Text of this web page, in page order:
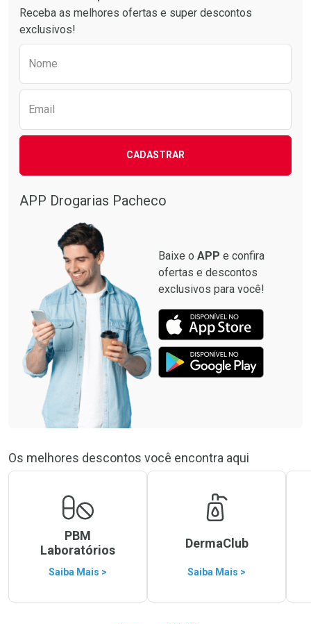
Receba as melhores ofertas e super descontos
exclusivos!
Nome
Email
CADASTRAR
APP Drogarias Pacheco
Baixe o APP e confira
ofertas e descontos
exclusivos para você!
Os melhores descontos você encontra aqui
PBM
Laboratórios
Saiba Mais >
DermaClub
Saiba Mais >